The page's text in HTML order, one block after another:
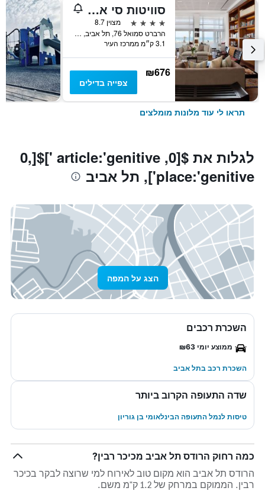
סוויטות סי אקזקיוטיב
4 כוכבים
מצוין 8.7
הרברט סמואל 76, תל אביב, גוש דן, ישראל
3.1 ק״מ ממרכז העיר
₪676
צפייה בדילים
תראו לי עוד מלונות מומלצים
לגלות את $[0, article:'genitive ']$[0,
place:'genitive'], תל אביב
הצג על המפה
השכרת רכבים
ממוצע יומי ₪63
השכרת רכב בתל אביב
שדה התעופה הקרוב ביותר
טיסות לנמל התעופה הבינלאומי בן גוריון
כמה רחוק הרודס תל אביב מכיכר רבין?
הרודס תל אביב הוא מקום טוב לאירוח למי שרוצה לבקר בכיכר
רבין. הממוקם במרחק של 1.2 ק"מ משם.